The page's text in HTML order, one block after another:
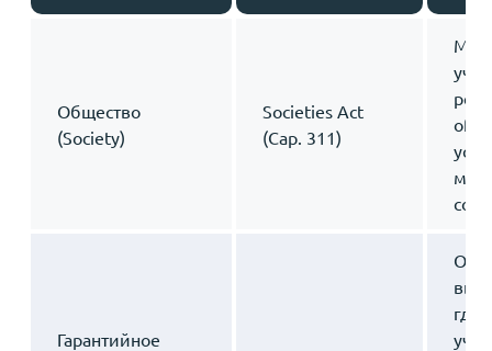
Общество
(Society)
Societies Act
(Cap. 311)
of
Гарантийное
где